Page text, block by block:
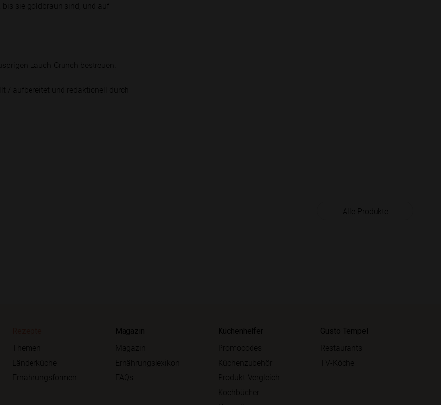
bis sie goldbraun sind, und auf
Lauch-Crunch bestreuen.
/ aufbereitet und redaktionell durch
Alle Produkte
Themen
Länderküche
Ernährungsformen
Magazin
Magazin
Ernährungslexikon
FAQs
Küchenhelfer
Promocodes
Küchenzubehör
Produkt-Vergleich
Kochbücher
Gusto Tempel
Restaurants
TV-Köche